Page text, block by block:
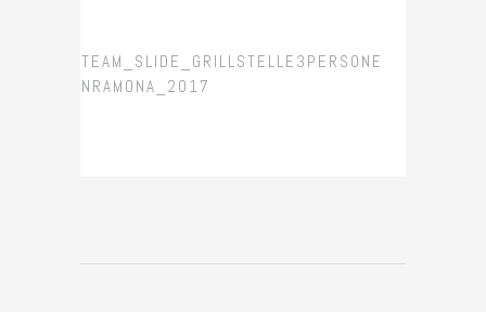
TEAM_SLIDE_GRILLSTELLE3PERSONE
NRAMONA_2017